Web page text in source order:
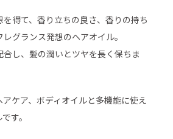
得て、香り立ちの良さ、香りの持ち
グランス発想のヘアオイル。
合し、髪の潤いとツヤを長く保ちま
ケア、ボディオイルと多機能に使え
す。